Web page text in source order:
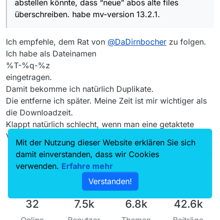
wenn man abos automatisch herunterlädt (z.b. ohne
gui) und die mv-popup-meldung nicht wegklicken
abstellen könnte, dass “neue” abos alte files
überschreiben. habe mv-version 13.2.1.
Ich empfehle, dem Rat von @DaDirnbocher zu folgen.
Ich habe als Dateinamen
%T-%q-%z
eingetragen.
Damit bekomme ich natürlich Duplikate.
Die entferne ich später. Meine Zeit ist mir wichtiger als
die Downloadzeit.
Klappt natürlich schlecht, wenn man eine getaktete
Verbindung hat.
32 7.5k 6.8k 42.6k
Mit der Nutzung dieser Website erklären Sie sich
damit einverstanden, dass wir Cookies
verwenden. Erfahre mehr
Verstanden!